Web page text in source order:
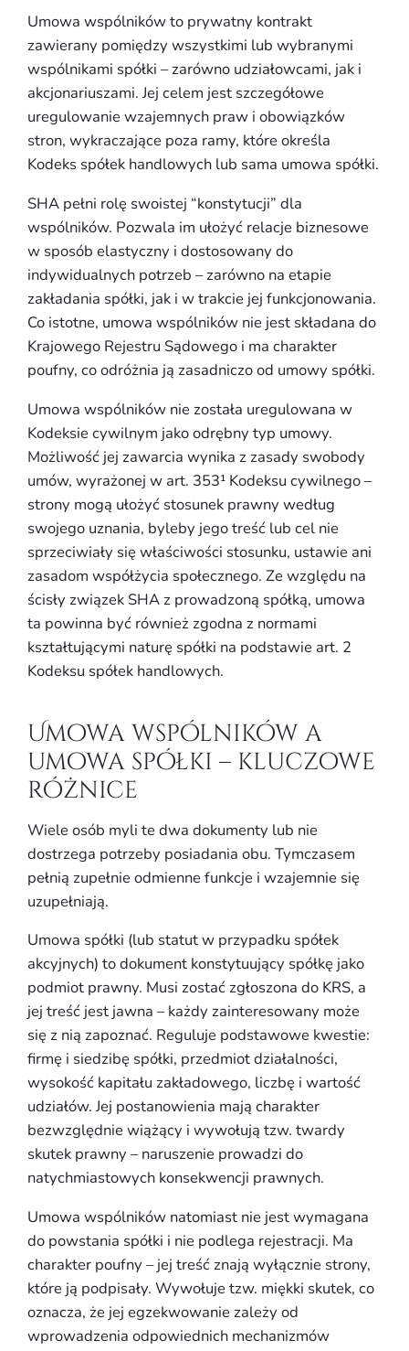
Umowa wspólników to prywatny kontrakt
zawierany pomiędzy wszystkimi lub wybranymi
wspólnikami spółki – zarówno udziałowcami, jak i
akcjonariuszami. Jej celem jest szczegółowe
uregulowanie wzajemnych praw i obowiązków
stron, wykraczające poza ramy, które określa
Kodeks spółek handlowych lub sama umowa spółki.
SHA pełni rolę swoistej “konstytucji” dla
wspólników. Pozwala im ułożyć relacje biznesowe
w sposób elastyczny i dostosowany do
indywidualnych potrzeb – zarówno na etapie
zakładania spółki, jak i w trakcie jej funkcjonowania.
Co istotne, umowa wspólników nie jest składana do
Krajowego Rejestru Sądowego i ma charakter
poufny, co odróżnia ją zasadniczo od umowy spółki.
Umowa wspólników nie została uregulowana w
Kodeksie cywilnym jako odrębny typ umowy.
Możliwość jej zawarcia wynika z zasady swobody
umów, wyrażonej w art. 353¹ Kodeksu cywilnego –
strony mogą ułożyć stosunek prawny według
swojego uznania, byleby jego treść lub cel nie
sprzeciwiały się właściwości stosunku, ustawie ani
zasadom współżycia społecznego. Ze względu na
ścisły związek SHA z prowadzoną spółką, umowa
ta powinna być również zgodna z normami
kształtującymi naturę spółki na podstawie art. 2
Kodeksu spółek handlowych.
Umowa wspólników a
umowa spółki – kluczowe
różnice
Wiele osób myli te dwa dokumenty lub nie
dostrzega potrzeby posiadania obu. Tymczasem
pełnią zupełnie odmienne funkcje i wzajemnie się
uzupełniają.
Umowa spółki (lub statut w przypadku spółek
akcyjnych) to dokument konstytuujący spółkę jako
podmiot prawny. Musi zostać zgłoszona do KRS, a
jej treść jest jawna – każdy zainteresowany może
się z nią zapoznać. Reguluje podstawowe kwestie:
firmę i siedzibę spółki, przedmiot działalności,
wysokość kapitału zakładowego, liczbę i wartość
udziałów. Jej postanowienia mają charakter
bezwzględnie wiążący i wywołują tzw. twardy
skutek prawny – naruszenie prowadzi do
natychmiastowych konsekwencji prawnych.
Umowa wspólników natomiast nie jest wymagana
do powstania spółki i nie podlega rejestracji. Ma
charakter poufny – jej treść znają wyłącznie strony,
które ją podpisały. Wywołuje tzw. miękki skutek, co
oznacza, że jej egzekwowanie zależy od
wprowadzenia odpowiednich mechanizmów